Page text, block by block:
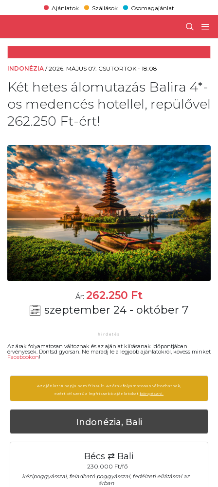
Ajánlatok Szállások Csomagajánlat
INDONÉZIA /2026. MÁJUS 07. CSÜTÖRTÖK - 18:08
Két hetes álomutazás Balira 4*-
os medencés hotellel, repülővel
262.250 Ft-ért!
Ár: 262.250 Ft
szeptember 24 - október 7
Az árak folyamatosan változnak és az ajánlat kiírásanak időpontjában
érvényesek. Döntsd gyorsan. Ne maradj le a legjobb ajánlatokról, kövess minket
Facebookon!
Az ajánlat 91 napja nem frissült. Az árak folyamatosan változhatnak,
ezért célszerű a legfrissebb ajánlatokat böngészni.
Indonézia, Bali
Bécs ⇄ Bali
230.000 Ft/fő
kézipoggyásszal, feladható poggyásszal, fedélzeti ellátással az
árban